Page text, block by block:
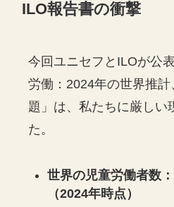
ILO報告書の衝撃
今回ユニセフとILOが公
労働：2024年の世界推
題」は、私たちに厳しい
た。
世界の児童労働者数
（2024年時点）